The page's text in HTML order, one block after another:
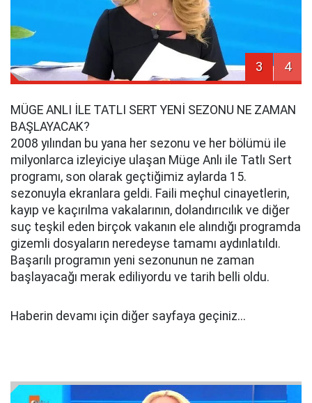
3 4
MÜGE ANLI İLE TATLI SERT YENİ SEZONU NE ZAMAN
BAŞLAYACAK?
2008 yılından bu yana her sezonu ve her bölümü ile
milyonlarca izleyiciye ulaşan Müge Anlı ile Tatlı Sert
programı, son olarak geçtiğimiz aylarda 15.
sezonuyla ekranlara geldi. Faili meçhul cinayetlerin,
kayıp ve kaçırılma vakalarının, dolandırıcılık ve diğer
suç teşkil eden birçok vakanın ele alındığı programda
gizemli dosyaların neredeyse tamamı aydınlatıldı.
Başarılı programın yeni sezonunun ne zaman
başlayacağı merak ediliyordu ve tarih belli oldu.
Haberin devamı için diğer sayfaya geçiniz...